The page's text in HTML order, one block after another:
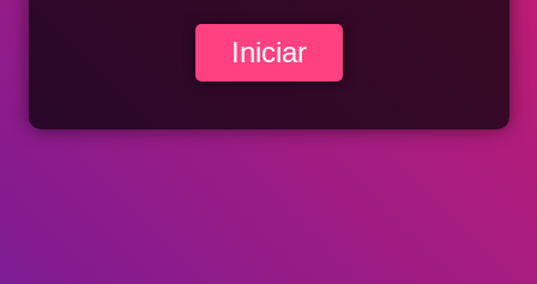
Iniciar